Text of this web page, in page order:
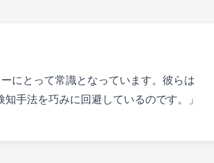
にとって常識となっています。彼らは
手法を巧みに回避しているのです。」